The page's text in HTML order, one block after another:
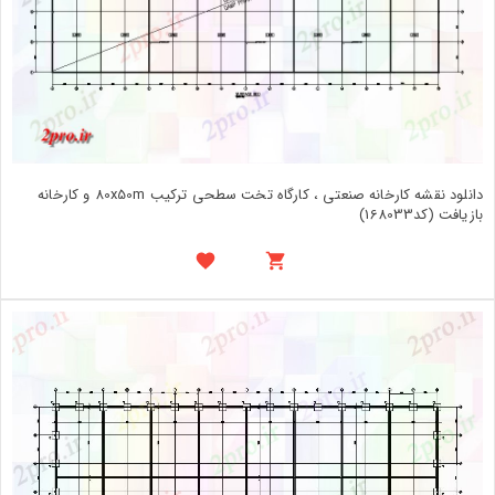
دانلود نقشه کارخانه صنعتی ، کارگاه تخت سطحی ترکیب 80x50m و کارخانه
بازیافت (کد168033)